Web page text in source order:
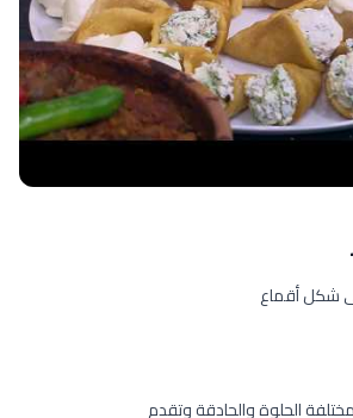
شكل أقماع
الحلوة والحادقة وتقدم